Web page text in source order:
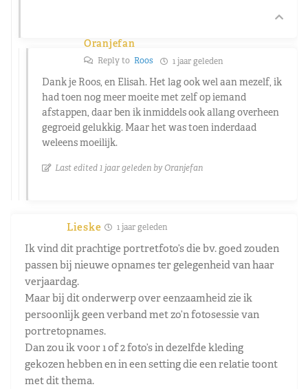
Oranjefan
Reply to Roos 1 jaar geleden
Dank je Roos, en Elisah. Het lag ook wel aan mezelf, ik
had toen nog meer moeite met zelf op iemand
afstappen, daar ben ik inmiddels ook allang overheen
gegroeid gelukkig. Maar het was toen inderdaad
weleens moeilijk.
Last edited 1 jaar geleden by Oranjefan
Lieske 1 jaar geleden
Ik vind dit prachtige portretfoto’s die bv. goed zouden
passen bij nieuwe opnames ter gelegenheid van haar
verjaardag.
Maar bij dit onderwerp over eenzaamheid zie ik
persoonlijk geen verband met zo’n fotosessie van
portretopnames.
Dan zou ik voor 1 of 2 foto’s in dezelfde kleding
gekozen hebben en in een setting die een relatie toont
met dit thema.